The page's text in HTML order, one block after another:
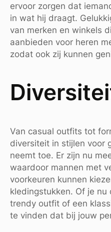
ervoor zorgen dat
in wat hij draagt.
van merken en winkels
aanbieden voor heren
zodat ook zij kunnen
Van casual outfits tot
diversiteit in stijlen voor
neemt toe. Er zijn nu
waardoor mannen met
voorkeuren kunnen
kledingstukken. Of je nu
trendy outfit of een
te vinden dat bij jouw